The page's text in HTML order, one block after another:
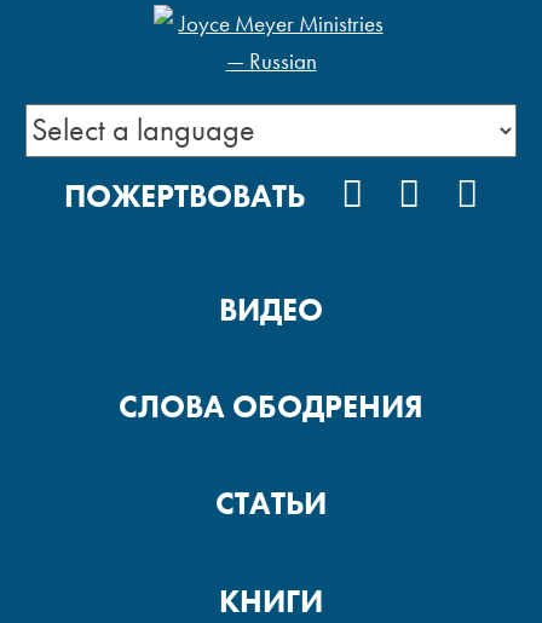
ПОЖЕРТВОВАТЬ VKONTAKTE
ВИДЕО
СЛОВА ОБОДРЕНИЯ
СТАТЬИ
КНИГИ